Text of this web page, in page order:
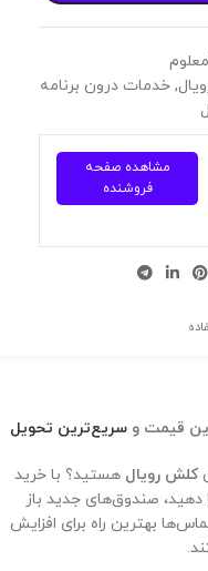
, خدمات درون برنامه
مشاهده صفحه
فروشنده
قیمت و سریع‌ترین تحویل
کلش رویال هستید؟ با خرید
دهید، صندوق‌های جدید باز
بهترین راه برای افزایش